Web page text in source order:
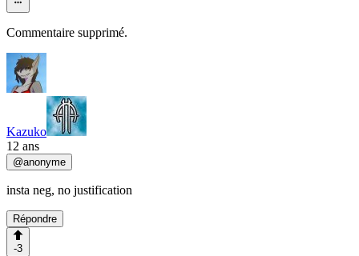
Commentaire supprimé.
Kazuko
12 ans
@anonyme
insta neg, no justification
Répondre
-3